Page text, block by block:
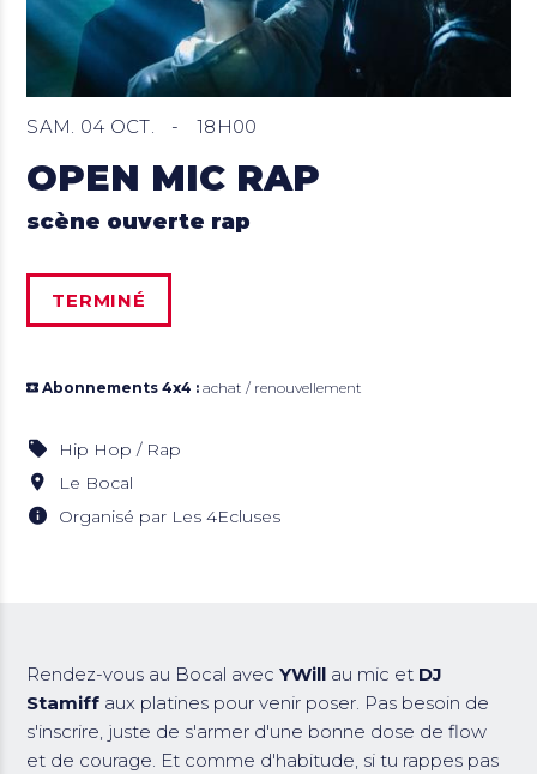
SAM. 04 OCT. - 18H00
OPEN MIC RAP
scène ouverte rap
TERMINÉ
Abonnements 4x4 : achat / renouvellement
Hip Hop / Rap
Le Bocal
Organisé par Les 4Ecluses
Rendez-vous au Bocal avecYWill au mic et DJ
Stamiff aux platines pour venir poser. Pas besoin de
s'inscrire, juste de s'armer d'une bonne dose de flow
et de courage. Et comme d'habitude, si tu rappes pas